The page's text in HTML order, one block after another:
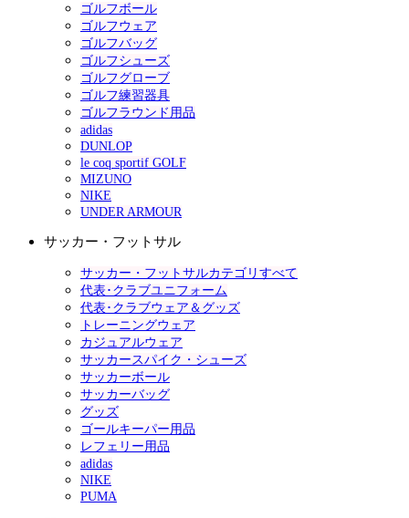
ゴルフボール
ゴルフウェア
ゴルフバッグ
ゴルフシューズ
ゴルフグローブ
ゴルフ練習器具
ゴルフラウンド用品
adidas
DUNLOP
le coq sportif GOLF
MIZUNO
NIKE
UNDER ARMOUR
サッカー・フットサル
サッカー・フットサルカテゴリすべて
代表･クラブユニフォーム
代表･クラブウェア＆グッズ
トレーニングウェア
カジュアルウェア
サッカースパイク・シューズ
サッカーボール
サッカーバッグ
グッズ
ゴールキーパー用品
レフェリー用品
adidas
NIKE
PUMA